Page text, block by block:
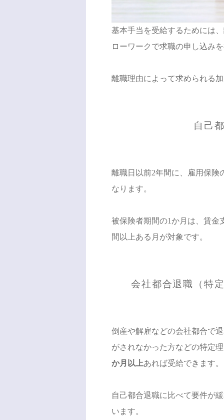
基本手当を受給するためには
ローワークで求職の申し込み
離職理由によって求められる
自己
離職日以前2年間に、雇用保険
なります。
被保険者期間の1か月は、賃金
間以上ある月が対象です。
会社都合退職（特
倒産や解雇などの会社都合で
がされなかった方などの特定
か月以上あれば受給できます。
自己都合退職に比べて要件が
います。